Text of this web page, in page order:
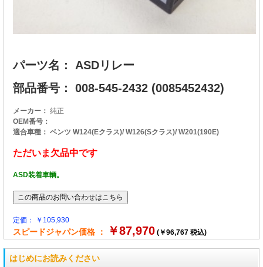
パーツ名： ASDリレー
部品番号： 008-545-2432 (0085452432)
メーカー： 純正
OEM番号：
適合車種： ベンツ W124(Eクラス)/ W126(Sクラス)/ W201(190E)
ただいま欠品中です
ASD装着車輌。
定価： ￥105,930
スピードジャパン価格 ： ￥87,970 (￥96,767 税込)
はじめにお読みください